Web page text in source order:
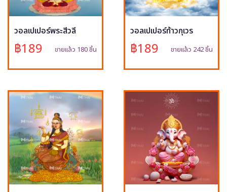
วอลเปเปอร์พระสีวลี
฿189 ขายแล้ว 180 ชิ้น
วอลเปเปอร์ท้าวกุเวร
฿189 ขายแล้ว 242 ชิ้น